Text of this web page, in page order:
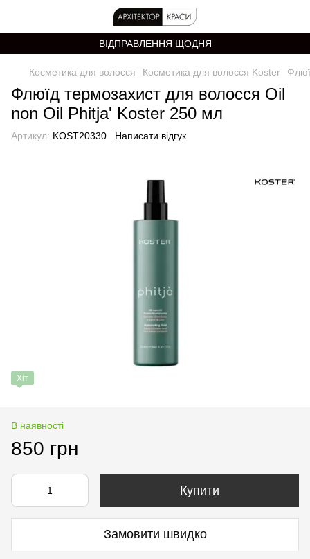
ВІДПРАВЛЕННЯ ЩОДНЯ
Косметика для волосся Косметика для волосся Koster
Флюїд термозахист для волосся Oil
non Oil Phitja' Koster 250 мл
Артикул: KOST20330 Написати відгук
Хіт
В наявності
850 грн
Купити
Замовити швидко